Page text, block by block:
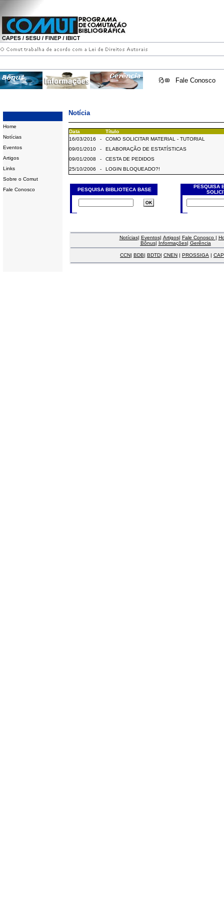
Fale Conosco
Home
Notícias
Eventos
Artigos
Links
Sobre o Comut
Fale Conosco
Notícia
Data
Título
16/03/2016
-
COMO SOLICITAR MATERIAL - TUTORIAL
09/01/2010
-
ELABORAÇÃO DE ESTATÍSTICAS
09/01/2008
-
CESTA DE PEDIDOS
25/10/2006
- LOGIN BLOQUEADO?!
PESQUISA BIBLIOTECA BASE
PESQUISA
Notícias| Eventos| Artigos| Fale Conosco |
Bônus| Informações| Gerência
CCN| BDB| BDTD| CNEN | PROSSIGA |